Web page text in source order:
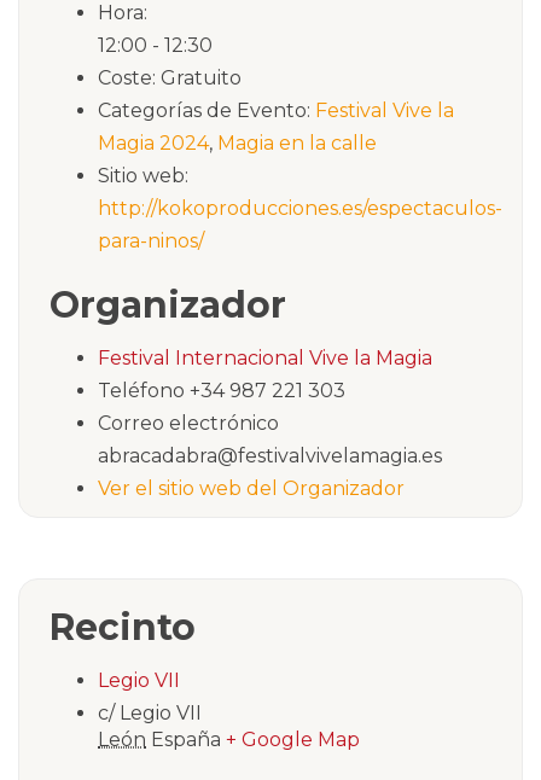
Hora:
12:00 - 12:30
Coste: Gratuito
Categorías de Evento: Festival Vive la
Magia 2024, Magia en la calle
Sitio web:
http://kokoproducciones.es/espectaculos-
para-ninos/
Organizador
Festival Internacional Vive la Magia
Teléfono +34 987 221 303
Correo electrónico
abracadabra@festivalvivelamagia.es
Ver el sitio web del Organizador
Recinto
Legio VII
c/ Legio VII
León España + Google Map